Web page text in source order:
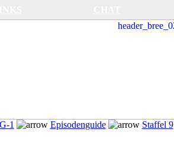
1 Episodenguide Staffel 9